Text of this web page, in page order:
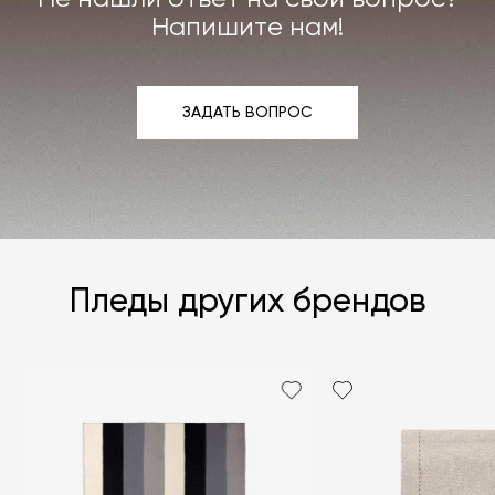
Напишите нам!
ЗАДАТЬ ВОПРОС
Пледы других брендов